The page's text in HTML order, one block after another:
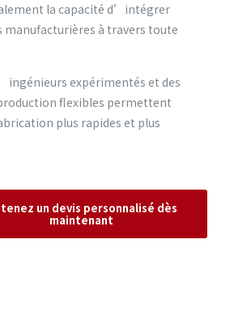
la capacité d’intégrer
manufacturières à travers toute
expérimentés et des
flexibles permettent
plus rapides et plus
un devis personnalisé dès
maintenant